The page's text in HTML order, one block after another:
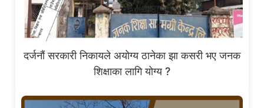
दर्जनौं सरकारी निकायले अयोग्य ठानेका झा कसरी भए जनक
शिक्षाका लागि योग्य ?